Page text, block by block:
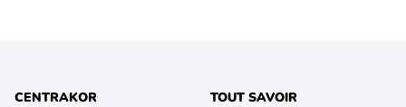
CENTRAKOR TOUT SAVOIR